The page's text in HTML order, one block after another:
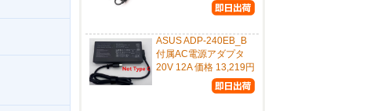
ASUS ADP-240EB_B
付属AC電源アダプタ
20V 12A 価格 13,219円